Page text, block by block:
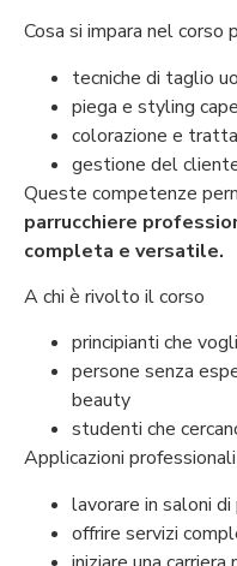
Cosa si impara nel corso
tecniche di taglio
piega e styling
colorazione e
gestione del
Queste competenze
parrucchiere
completa e versatile.
A chi è rivolto il corso
principianti che
persone senza
beauty
studenti che
Applicazioni professionali
lavorare in saloni di
offrire servizi